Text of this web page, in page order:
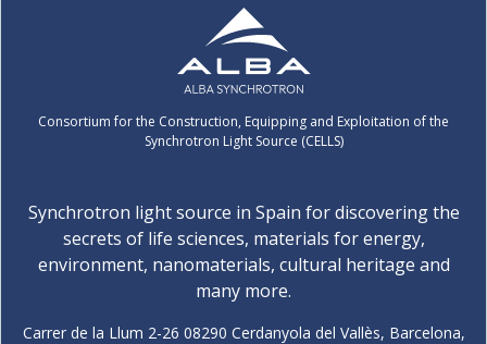
Consortium for the Construction, Equipping and Exploitation of the
Synchrotron Light Source (CELLS)
Synchrotron light source in Spain for discovering the
secrets of life sciences, materials for energy,
environment, nanomaterials, cultural heritage and
many more.
Carrer de la Llum 2-26 08290 Cerdanyola del Vallès, Barcelona,